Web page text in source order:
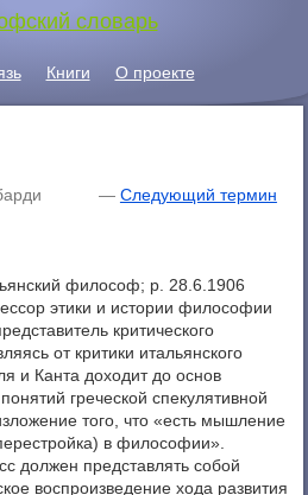
словарь
Книги О проекте
— Следующий термин
философ; p. 28.6.1906
этики и истории философии
критического
от критики итальянского
и Канта доходит до основ
греческой спекулятивной
того, что «есть мышление
в философии».
должен представлять собой
воспроизведение хода развития